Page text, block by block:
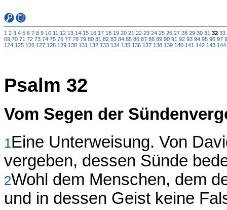
1 2 3 4 5 6 7 8 9 10 11 12 13 14 15 16 17 18 19 20 21 22 23 24 25 26 27 28 29 30 31 32 33
69 70 71 72 73 74 75 76 77 78 79 80 81 82 83 84 85 86 87 88 89 90 91 92 93 94 95 96 97
124 125 126 127 128 129 130 131 132 133 134 135 136 137 138 139 140 141 142 143 144
Psalm 32
Vom Segen der
1Eine Unterweisung. Von
vergeben, dessen Sünde
2Wohl dem Menschen, dem
und in dessen Geist keine